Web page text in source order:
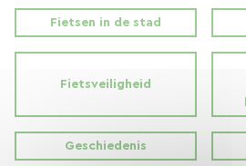
Fietsen in de stad
Fietsveiligheid
Geschiedenis